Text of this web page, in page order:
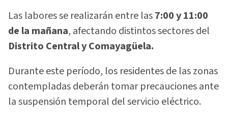
Las labores se realizarán entre las7:00 y 11:00
de la mañana, afectando distintos sectores del
Distrito Central y Comayagüela.
Durante este período, los residentes de las zonas
contempladas deberán tomar precauciones ante
la suspensión temporal del servicio eléctrico.